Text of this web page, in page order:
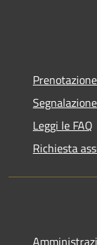
Leggi le FAQ
Richiesta